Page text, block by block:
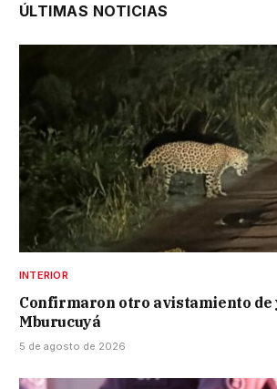
ÚLTIMAS NOTICIAS
INTERIOR
Confirmaron otro avistamiento de
Mburucuyá
5 de agosto de 2026